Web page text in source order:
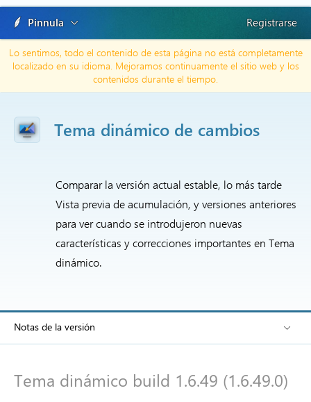
Pinnula Registrarse
Lo sentimos, todo el contenido de esta página no está completamente
localizado en su idioma. Mejoramos continuamente el sitio web y los
contenidos durante el tiempo.
Tema dinámico de cambios
Comparar la versión actual estable, lo más tarde
Vista previa de acumulación, y versiones anteriores
para ver cuando se introdujeron nuevas
características y correcciones importantes en Tema
dinámico.
Notas de la versión
Tema dinámico build 1.6.49 (1.6.49.0)